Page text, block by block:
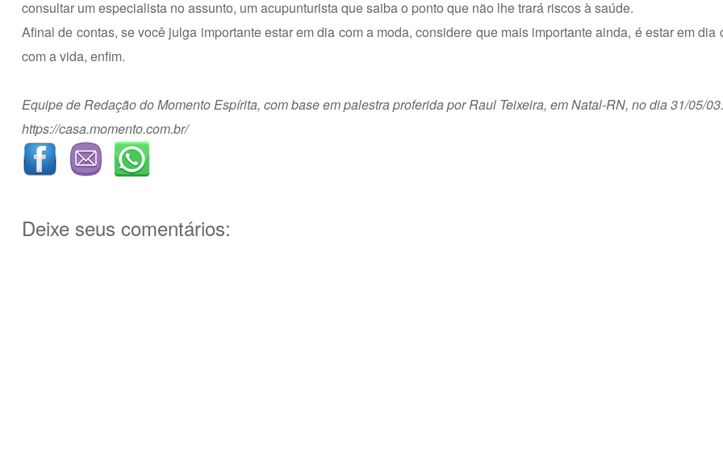
consultar um especialista no assunto, um acupunturista que saiba o ponto que não lhe trará riscos à saúde.
Afinal de contas, se você julga importante estar em dia com a moda, considere que mais importante ainda, é estar em dia
com a vida, enfim.
Equipe de Redação do Momento Espírita, com base em palestra proferida por Raul Teixeira, em Natal-RN, no dia 31/05/03.
https://casa.momento.com.br/
Deixe seus comentários: